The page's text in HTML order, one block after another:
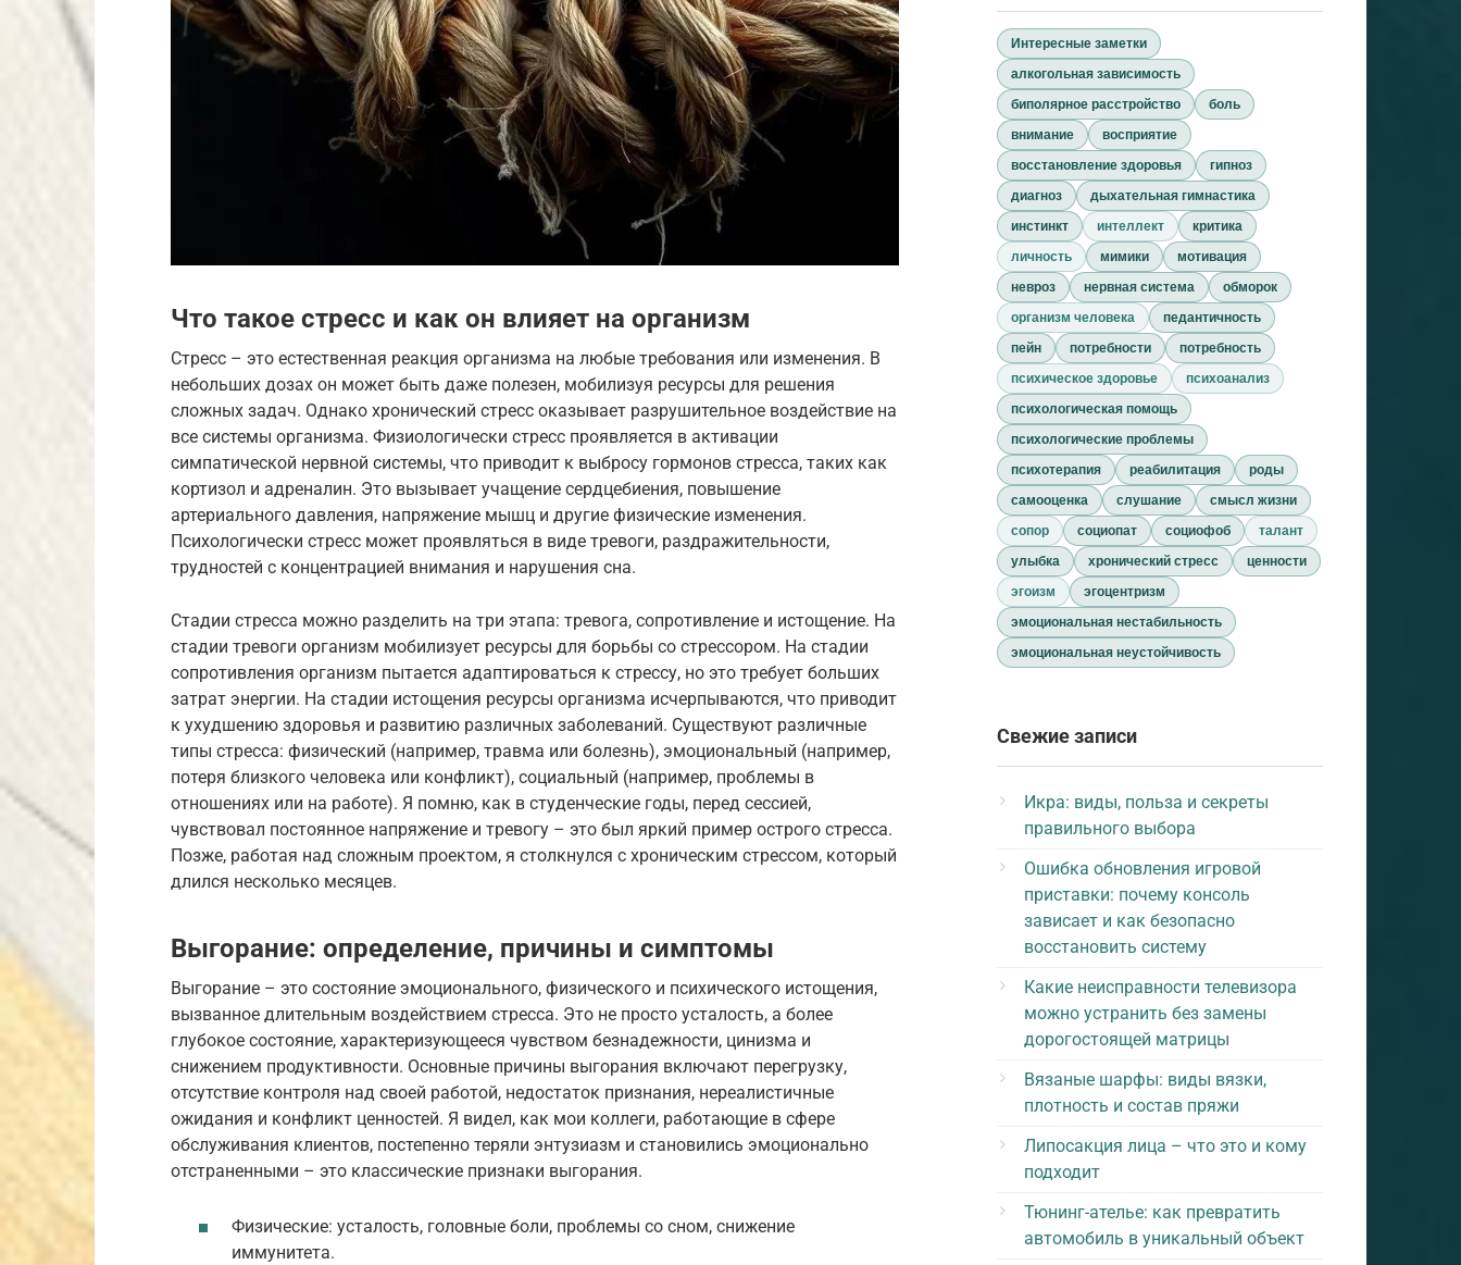
Что такое стресс и как он влияет на организм
Стресс – это естественная реакция организма на любые требования или изменения. В
небольших дозах он может быть даже полезен, мобилизуя ресурсы для решения
сложных задач. Однако хронический стресс оказывает разрушительное воздействие на
все системы организма. Физиологически стресс проявляется в активации
симпатической нервной системы, что приводит к выбросу гормонов стресса, таких как
кортизол и адреналин. Это вызывает учащение сердцебиения, повышение
артериального давления, напряжение мышц и другие физические изменения.
Психологически стресс может проявляться в виде тревоги, раздражительности,
трудностей с концентрацией внимания и нарушения сна.
Стадии стресса можно разделить на три этапа: тревога, сопротивление и истощение. На
стадии тревоги организм мобилизует ресурсы для борьбы со стрессором. На стадии
сопротивления организм пытается адаптироваться к стрессу, но это требует больших
затрат энергии. На стадии истощения ресурсы организма исчерпываются, что приводит
к ухудшению здоровья и развитию различных заболеваний. Существуют различные
типы стресса: физический (например, травма или болезнь), эмоциональный (например,
потеря близкого человека или конфликт), социальный (например, проблемы в
отношениях или на работе). Я помню, как в студенческие годы, перед сессией,
чувствовал постоянное напряжение и тревогу – это был яркий пример острого стресса.
Позже, работая над сложным проектом, я столкнулся с хроническим стрессом, который
длился несколько месяцев.
Выгорание: определение, причины и симптомы
Выгорание – это состояние эмоционального, физического и психического истощения,
вызванное длительным воздействием стресса. Это не просто усталость, а более
глубокое состояние, характеризующееся чувством безнадежности, цинизма и
снижением продуктивности. Основные причины выгорания включают перегрузку,
отсутствие контроля над своей работой, недостаток признания, нереалистичные
ожидания и конфликт ценностей. Я видел, как мои коллеги, работающие в сфере
обслуживания клиентов, постепенно теряли энтузиазм и становились эмоционально
отстраненными – это классические признаки выгорания.
Физические: усталость, головные боли, проблемы со сном, снижение
иммунитета.
Интересные заметки
алкогольная зависимость
биполярное расстройство
боль
внимание
восприятие
восстановление здоровья
гипноз
диагноз
дыхательная гимнастика
инстинкт
интеллект
критика
личность
мимики
мотивация
невроз
нервная система
обморок
организм человека
педантичность
пейн
потребности
потребность
психическое здоровье
психоанализ
психологическая помощь
психологические проблемы
психотерапия
реабилитация
роды
самооценка
слушание
смысл жизни
сопор
социопат социофоб
талант
улыбка
хронический стресс
ценности
эгоизм
эгоцентризм
эмоциональная нестабильность
эмоциональная неустойчивость
Свежие записи
Икра: виды, польза и секреты
правильного выбора
Ошибка обновления игровой
приставки: почему консоль
зависает и как безопасно
восстановить систему
Какие неисправности телевизора
можно устранить без замены
дорогостоящей матрицы
Вязаные шарфы: виды вязки,
плотность и состав пряжи
Липосакция лица – что это и кому
подходит
Тюнинг-ателье: как превратить
автомобиль в уникальный объект